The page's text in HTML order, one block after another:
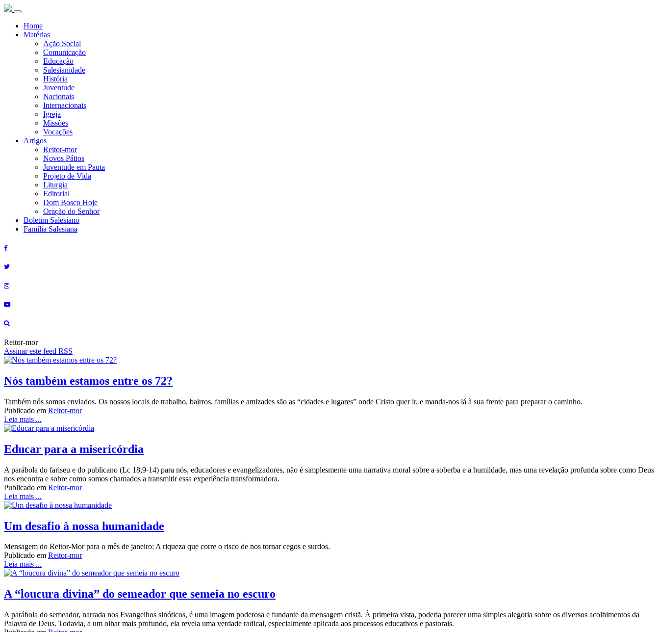
Home
Matérias
Ação Social
Comunicação
Educação
Salesianidade
História
Juventude
Nacionais
Internacionais
Igreja
Missões
Vocações
Artigos
Reitor-mor
Novos Pátios
Juventude em Pauta
Projeto de Vida
Liturgia
Editorial
Dom Bosco Hoje
Oração do Senhor
Boletim Salesiano
Família Salesiana
Reitor-mor
Assinar este feed RSS
Nós também estamos entre os 72?
Também nós somos enviados. Os nossos locais de trabalho, bairros, famílias e amizades são as “cidades e lugares” onde Cristo quer ir, e manda-nos lá à sua frente para preparar o caminho.
Publicado em Reitor-mor
Leia mais ...
Educar para a misericórdia
A parábola do fariseu e do publicano (Lc 18,9-14) para nós, educadores e evangelizadores, não é simplesmente uma narrativa moral sobre a soberba e a humildade, mas uma revelação profunda sobre como Deus
nos encontra e sobre como somos chamados a transmitir essa experiência transformadora.
Publicado em Reitor-mor
Leia mais ...
Um desafio à nossa humanidade
Mensagem do Reitor-Mor para o mês de janeiro: A riqueza que corre o risco de nos tornar cegos e surdos.
Publicado em Reitor-mor
Leia mais ...
A “loucura divina” do semeador que semeia no escuro
A parábola do semeador, narrada nos Evangelhos sinóticos, é uma imagem poderosa e fundante da mensagem cristã. À primeira vista, poderia parecer uma simples alegoria sobre os diversos acolhimentos da
Palavra de Deus. Todavia, a um olhar mais profundo, ela revela uma verdade radical, especialmente aplicada aos processos educativos e pastorais.